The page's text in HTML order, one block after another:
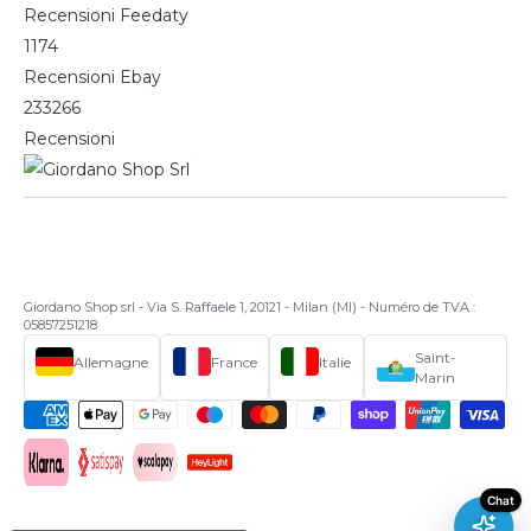
Recensioni Feedaty
1174
Recensioni Ebay
233266
Recensioni
Giordano Shop srl - Via S. Raffaele 1, 20121 - Milan (MI) - Numéro de TVA :
05857251218
Allemagne France Italie
Saint-
Marin